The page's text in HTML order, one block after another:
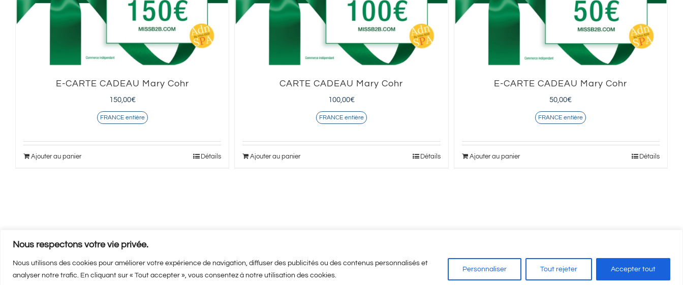
Nous respectons votre vie privée.
Nous utilisons des cookies pour améliorer votre expérience de navigation, diffuser des publicités ou des contenus personnalisés et
analyser notre trafic. En cliquant sur « Tout accepter », vous consentez à notre utilisation des cookies.
Personnaliser Tout rejeter Accepter tout
E-CARTE CADEAU Mary Cohr
150,00€
FRANCE entière
Ajouter au panier Détails
CARTE CADEAU Mary Cohr
100,00€
FRANCE entière
Ajouter au panier Détails
E-CARTE CADEAU Mary Cohr
50,00€
FRANCE entière
Ajouter au panier Détails
Mentions Légales-CGV- A propos© Copyright